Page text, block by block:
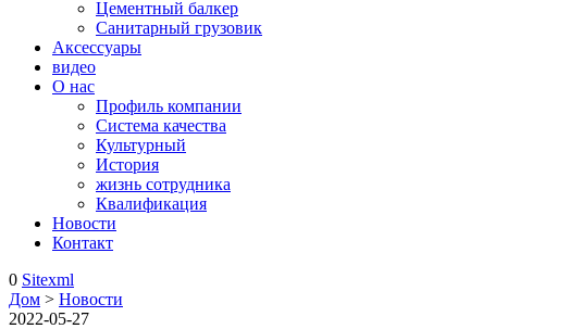
Цементный балкер
Санитарный грузовик
Аксессуары
видео
О нас
Профиль компании
Система качества
Культурный
История
жизнь сотрудника
Квалификация
Новости
Контакт
0 Sitexml
Дом > Новости
2022-05-27